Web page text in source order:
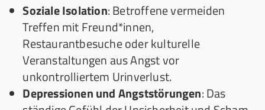
Soziale Isolation: Betroffene vermeiden
Treffen mit Freund*innen,
Restaurantbesuche oder kulturelle
Veranstaltungen aus Angst vor
unkontrolliertem Urinverlust.
Depressionen und Angststörungen: Das